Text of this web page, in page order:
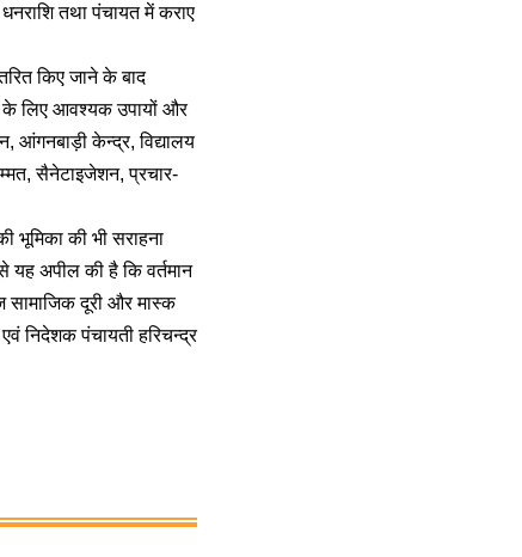
तथा पंचायत में कराए
किए जाने के बाद
के लिए आवश्यक उपायों और
आंगनबाड़ी केन्द्र, विद्यालय
सैनेटाइजेशन, प्रचार-
भूमिका की भी सराहना
यह अपील की है कि वर्तमान
सामाजिक दूरी और मास्क
निदेशक पंचायती हरिचन्द्र